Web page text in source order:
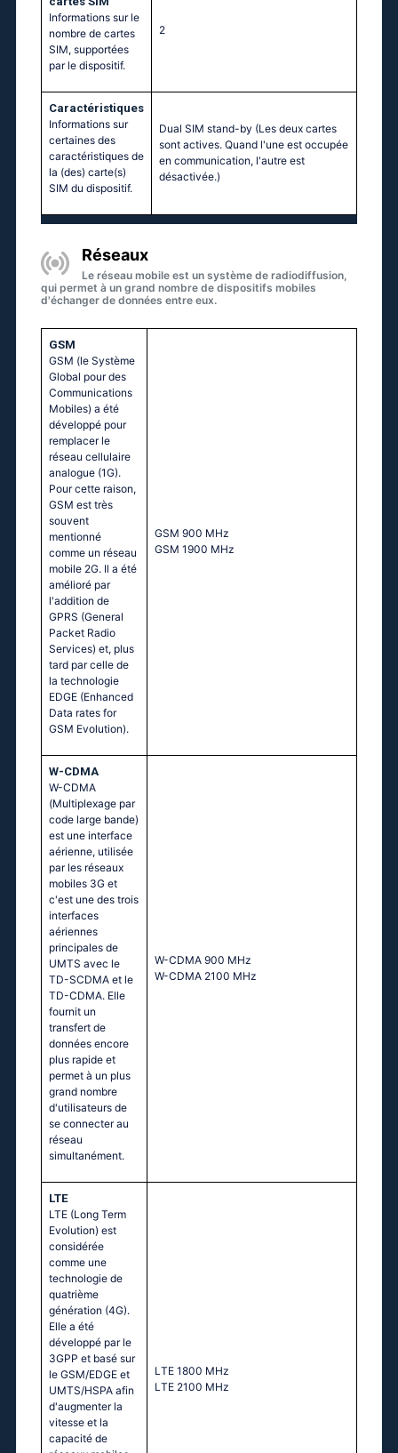
Informations sur le
nombre de cartes
SIM, supportées
par le dispositif.
2
Caractéristiques
Informations sur
certaines des
caractéristiques de
la (des) carte(s)
SIM du dispositif.
Dual SIM stand-by (Les deux cartes
sont actives. Quand l'une est occupée
en communication, l'autre est
désactivée.)
Réseaux
Le réseau mobile est un système de radiodiffusion,
qui permet à un grand nombre de dispositifs mobiles
d'échanger de données entre eux.
GSM
GSM (le Système
Global pour des
Communications
Mobiles) a été
développé pour
remplacer le
réseau cellulaire
analogue (1G).
Pour cette raison,
GSM est très
souvent
mentionné
comme un réseau
mobile 2G. Il a été
amélioré par
l'addition de
GPRS (General
Packet Radio
Services) et, plus
tard par celle de
la technologie
EDGE (Enhanced
Data rates for
GSM Evolution).
GSМ 900 МНz
GSМ 1900 МНz
W-CDMA
W-CDMA
(Multiplexage par
code large bande)
est une interface
aérienne, utilisée
par les réseaux
mobiles 3G et
c'est une des trois
interfaces
aériennes
principales de
UMTS avec le
TD-SCDMA et le
TD-CDMA. Elle
fournit un
transfert de
données encore
plus rapide et
permet à un plus
grand nombre
d'utilisateurs de
se connecter au
réseau
simultanément.
W-CDMA 900 MHz
W-CDMA 2100 MHz
LTE
LTE (Long Term
Evolution) est
considérée
comme une
technologie de
quatrième
génération (4G).
Elle a été
développé par le
3GPP et basé sur
le GSM/EDGE et
UMTS/HSPA afin
d'augmenter la
vitesse et la
capacité de
LТЕ 1800 МНz
LТЕ 2100 МНz